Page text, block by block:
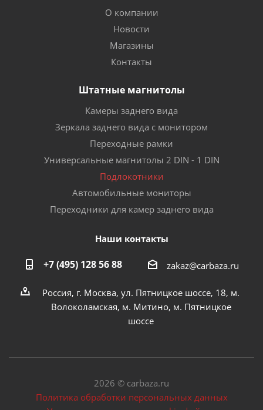
О компании
Новости
Магазины
Контакты
Штатные магнитолы
Камеры заднего вида
Зеркала заднего вида с монитором
Переходные рамки
Универсальные магнитолы 2 DIN - 1 DIN
Подлокотники
Автомобильные мониторы
Переходники для камер заднего вида
Наши контакты
+7 (495) 128 56 88 zakaz@carbaza.ru
Россия, г. Москва, ул. Пятницкое шоссе, 18, м.
Волоколамская, м. Митино, м. Пятницкое
шоссе
2026 © carbaza.ru
Политика обработки персональных данных